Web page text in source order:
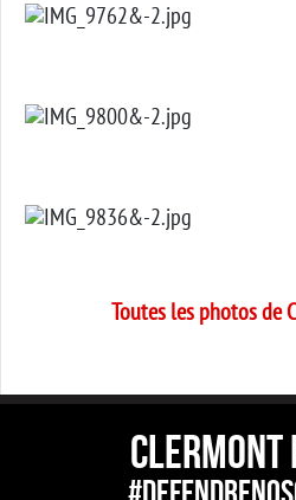
Toutes les photos de